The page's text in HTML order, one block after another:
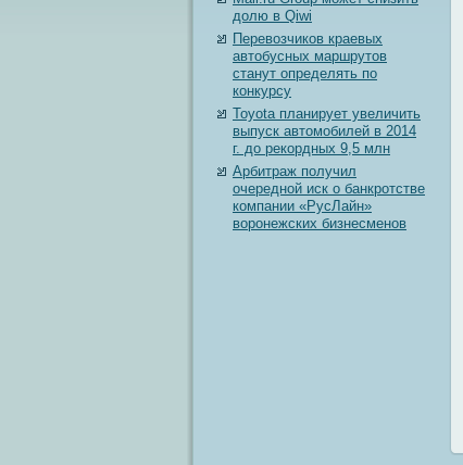
долю в Qiwi
Перевозчиков краевых
автобусных маршрутов
станут определять по
конкурсу
Toyota планирует увеличить
выпуск автомобилей в 2014
г. до рекордных 9,5 млн
Арбитраж получил
очередной иск о банкротстве
компании «РусЛайн»
воронежских бизнесменов